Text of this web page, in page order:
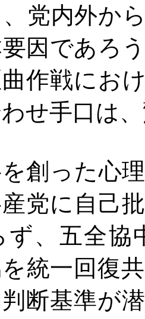
党内外か
因であろ
作戦にお
せ手口は
創った心
党に自己
ず、五全
統一回復
断基準が